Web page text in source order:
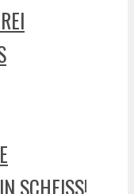
SCHEISS!